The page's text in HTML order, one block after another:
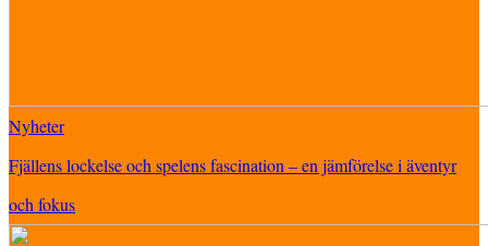
Nyheter
Fjällens lockelse och spelens fascination – en jämförelse i äventyr
och fokus